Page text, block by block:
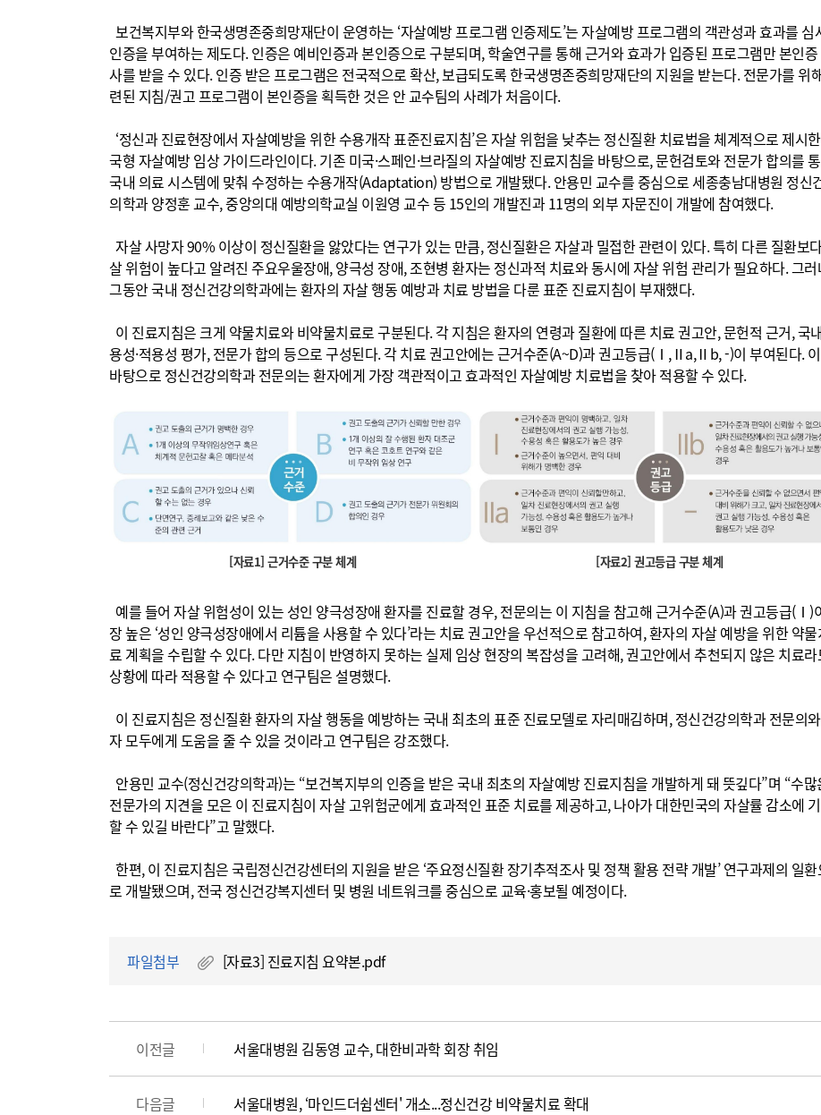
보건복지부와 한국생명존중희망재단이 운영하는 ‘자살예방 프로그램 인증제도’는 자살예방 프로그램의 객관성과 효과를 심
인증을 부여하는 제도다. 인증은 예비인증과 본인증으로 구분되며, 학술연구를 통해 근거와 효과가 입증된 프로그램만 본인증
사를 받을 수 있다. 인증 받은 프로그램은 전국적으로 확산, 보급되도록 한국생명존중희망재단의 지원을 받는다. 전문가를 위
련된 지침/권고 프로그램이 본인증을 획득한 것은 안 교수팀의 사례가 처음이다.
‘정신과 진료현장에서 자살예방을 위한 수용개작 표준진료지침’은 자살 위험을 낮추는 정신질환 치료법을 체계적으로 제시
국형 자살예방 임상 가이드라인이다. 기존 미국·스페인·브라질의 자살예방 진료지침을 바탕으로, 문헌검토와 전문가 합의를
국내 의료 시스템에 맞춰 수정하는 수용개작(Adaptation) 방법으로 개발됐다. 안용민 교수를 중심으로 세종충남대병원 정신
의학과 양정훈 교수, 중앙의대 예방의학교실 이원영 교수 등 15인의 개발진과 11명의 외부 자문진이 개발에 참여했다.
자살 사망자 90% 이상이 정신질환을 앓았다는 연구가 있는 만큼, 정신질환은 자살과 밀접한 관련이 있다. 특히 다른 질환보
살 위험이 높다고 알려진 주요우울장애, 양극성 장애, 조현병 환자는 정신과적 치료와 동시에 자살 위험 관리가 필요하다. 그러
그동안 국내 정신건강의학과에는 환자의 자살 행동 예방과 치료 방법을 다룬 표준 진료지침이 부재했다.
이 진료지침은 크게 약물치료와 비약물치료로 구분된다. 각 지침은 환자의 연령과 질환에 따른 치료 권고안, 문헌적 근거, 국
용성·적용성 평가, 전문가 합의 등으로 구성된다. 각 치료 권고안에는 근거수준(A~D)과 권고등급(Ⅰ,Ⅱa,Ⅱb, -)이 부여된다.
바탕으로 정신건강의학과 전문의는 환자에게 가장 객관적이고 효과적인 자살예방 치료법을 찾아 적용할 수 있다.
[자료1] 근거수준 구분 체계 [자료2] 권고등급 구분 체계
예를 들어 자살 위험성이 있는 성인 양극성장애 환자를 진료할 경우, 전문의는 이 지침을 참고해 근거수준(A)과 권고등급(Ⅰ)
장 높은 ‘성인 양극성장애에서 리튬을 사용할 수 있다’라는 치료 권고안을 우선적으로 참고하여, 환자의 자살 예방을 위한 약물
료 계획을 수립할 수 있다. 다만 지침이 반영하지 못하는 실제 임상 현장의 복잡성을 고려해, 권고안에서 추천되지 않은 치료라
상황에 따라 적용할 수 있다고 연구팀은 설명했다.
이 진료지침은 정신질환 환자의 자살 행동을 예방하는 국내 최초의 표준 진료모델로 자리매김하며, 정신건강의학과 전문의
자 모두에게 도움을 줄 수 있을 것이라고 연구팀은 강조했다.
안용민 교수(정신건강의학과)는 “보건복지부의 인증을 받은 국내 최초의 자살예방 진료지침을 개발하게 돼 뜻깊다”며 “수많
전문가의 지견을 모은 이 진료지침이 자살 고위험군에게 효과적인 표준 치료를 제공하고, 나아가 대한민국의 자살률 감소에
할 수 있길 바란다”고 말했다.
한편, 이 진료지침은 국립정신건강센터의 지원을 받은 ‘주요정신질환 장기추적조사 및 정책 활용 전략 개발’ 연구과제의 일환
로 개발됐으며, 전국 정신건강복지센터 및 병원 네트워크를 중심으로 교육·홍보될 예정이다.
파일첨부 [자료3] 진료지침 요약본.pdf
이전글 서울대병원 김동영 교수, 대한비과학 회장 취임
다음글 서울대병원, ‘마인드더쉼센터' 개소...정신건강 비약물치료 확대